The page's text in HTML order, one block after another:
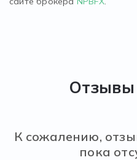
Отзывы
К сожалению,
пока